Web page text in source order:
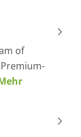
of